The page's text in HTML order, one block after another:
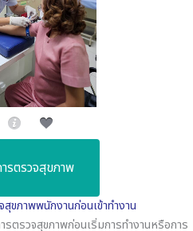
รตรวจสุขภาพ
ขภาพพนักงานก่อนเข้าทำงาน
รตรวจสุขภาพก่อนเริ่มการทำงานหรือการ